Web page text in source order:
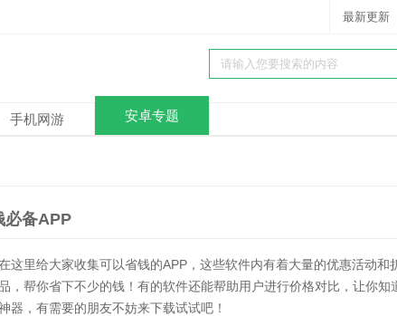
最新更新
手机网游 安卓专题
必备APP
这里给大家收集可以省钱的APP，这些软件内有着大量的优惠活动
，帮你省下不少的钱！有的软件还能帮助用户进行价格对比，让你
器，有需要的朋友不妨来下载试试吧！